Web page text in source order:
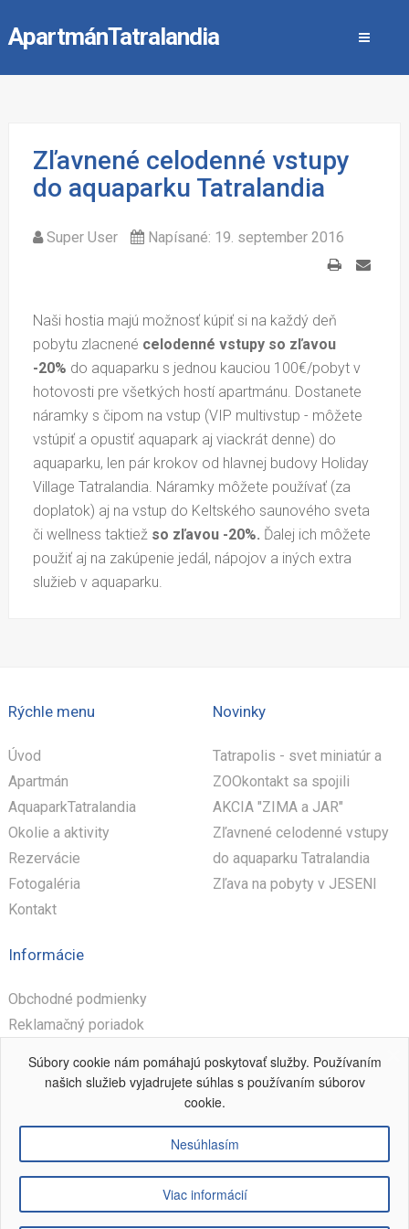
ApartmánTatralandia
Zľavnené celodenné vstupy
do aquaparku Tatralandia
Super User Napísané: 19. september 2016
Naši hostia majú možnosť kúpiť si na každý deň
pobytu zlacnené celodenné vstupy so zľavou
-20% do aquaparku s jednou kauciou 100€/pobyt v
hotovosti pre všetkých hostí apartmánu. Dostanete
náramky s čipom na vstup (VIP multivstup - môžete
vstúpiť a opustiť aquapark aj viackrát denne) do
aquaparku, len pár krokov od hlavnej budovy Holiday
Village Tatralandia. Náramky môžete používať (za
doplatok) aj na vstup do Keltského saunového sveta
či wellness taktiež so zľavou -20%. Ďalej ich môžete
použiť aj na zakúpenie jedál, nápojov a iných extra
služieb v aquaparku.
Rýchle menu
Úvod
Apartmán
AquaparkTatralandia
Okolie a aktivity
Rezervácie
Fotogaléria
Kontakt
Novinky
Tatrapolis - svet miniatúr a
ZOOkontakt sa spojili
AKCIA "ZIMA a JAR"
Zľavnené celodenné vstupy
do aquaparku Tatralandia
Zľava na pobyty v JESENI
Informácie
Obchodné podmienky
Reklamačný poriadok
Ubytovací poriadok
Design a realizacia:Trebor
Súbory cookie nám pomáhajú poskytovať služby. Používaním
našich služieb vyjadrujete súhlas s používaním súborov
cookie.
Nesúhlasím
Viac informácií